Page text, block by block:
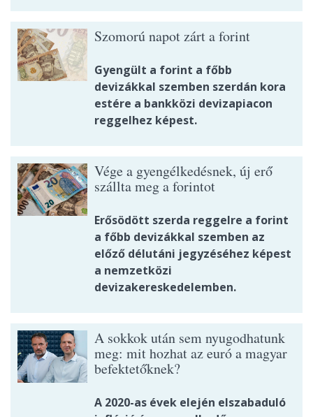
Szomorú napot zárt a forint
Gyengült a forint a főbb
devizákkal szemben szerdán kora
estére a bankközi devizapiacon
reggelhez képest.
Vége a gyengélkedésnek, új erő
szállta meg a forintot
Erősödött szerda reggelre a forint
a főbb devizákkal szemben az
előző délutáni jegyzéséhez képest
a nemzetközi
devizakereskedelemben.
A sokkok után sem nyugodhatunk
meg: mit hozhat az euró a magyar
befektetőknek?
A 2020-as évek elején elszabaduló